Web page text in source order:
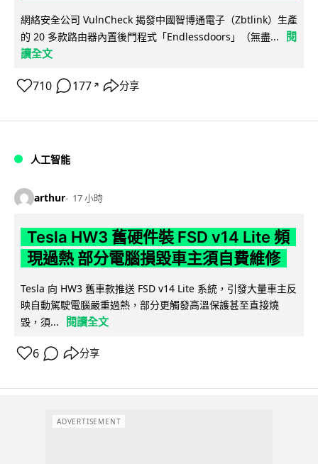
網絡安全公司 VulnCheck 揭發中國智博通電子（Zbtlink）生產
的 20 多款路由器內置後門程式「Endlessdoors」（無盡...
閱
讀全文
710 177 ↗ 分享
人工智能
arthur 17 小時
Tesla HW3 舊硬件裝 FSD v14 Lite 頻
現過熱 部分電腦損毀車主須自費維修
Tesla 向 HW3 舊車款推送 FSD v14 Lite 系統，引發大量車主反
映自動駕駛電腦嚴重過熱，部分更觸發高溫保護甚至直接燒
毀，須...
閱讀全文
6 分享
ADVERTISEMENT